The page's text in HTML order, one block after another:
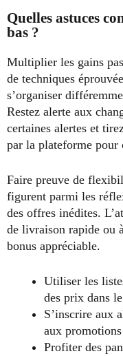
Quelles astuces
bas ?
Multiplier les gains
de techniques
s’organiser
Restez alerte aux
certaines alertes et
par la plateforme pour
Faire preuve de
figurent parmi les
des offres inédites.
de livraison rapide ou
bonus appréciable.
Utiliser les
des prix dans
S’inscrire aux
aux
Profiter des